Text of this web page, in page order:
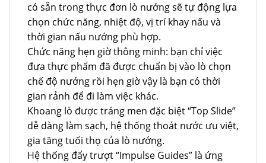
có sẵn trong thực đơn lò nướng sẽ tự động lựa
chọn chức năng, nhiệt độ, vị trí khay nấu và
thời gian nấu nướng phù hợp.
Chức năng hẹn giờ thông minh: bạn chỉ việc
đưa thực phẩm đã được chuẩn bị vào lò chọn
chế độ nướng rồi hẹn giờ vậy là bạn có thời
gian rảnh để đi làm việc khác.
Khoang lò được tráng men đặc biệt “Top Slide”
dễ dàng làm sạch, hệ thống thoát nước ưu việt,
gia tăng tuổi thọ của lò nướng.
Hệ thống đẩy trượt “Impulse Guides” là ứng